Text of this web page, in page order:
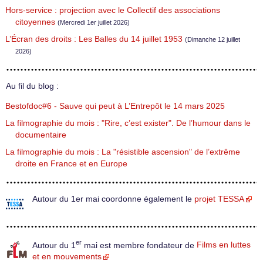
Hors-service : projection avec le Collectif des associations
citoyennes (Mercredi 1er juillet 2026)
L’Écran des droits : Les Balles du 14 juillet 1953 (Dimanche 12 juillet
2026)
Au fil du blog :
Bestofdoc#6 - Sauve qui peut à L’Entrepôt le 14 mars 2025
La filmographie du mois : "Rire, c’est exister". De l’humour dans le
documentaire
La filmographie du mois : La "résistible ascension" de l’extrême
droite en France et en Europe
Autour du 1er mai coordonne également le projet TESSA
Autour du 1 er mai est membre fondateur de Films en luttes
et en mouvements